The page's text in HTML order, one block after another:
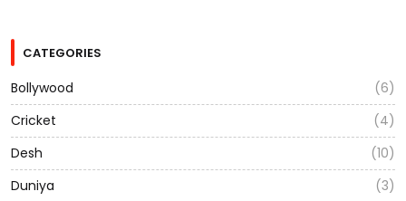
CATEGORIES
Bollywood
(6)
Cricket
(4)
Desh
(10)
Duniya
(3)